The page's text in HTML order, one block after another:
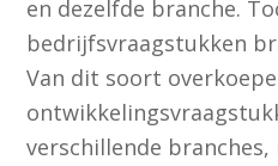
en dezelfde branche.
bedrijfsvraagstukken
Van dit soort
verschillende